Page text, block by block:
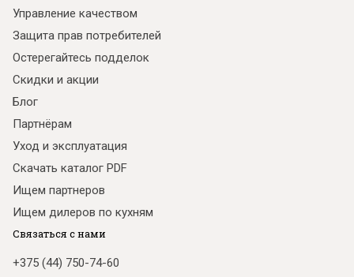
Управление качеством
Защита прав потребителей
Остерегайтесь подделок
Скидки и акции
Блог
Партнёрам
Уход и эксплуатация
Скачать каталог PDF
Ищем партнеров
Ищем дилеров по кухням
Связаться с нами
+375 (44) 750-74-60